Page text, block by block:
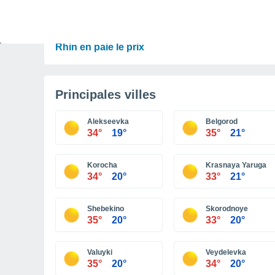
Rhin en paie le prix
Principales villes
Alekseevka
34° 19°
Belgorod
35° 21°
Korocha
34° 20°
Krasnaya Yaruga
33° 21°
Shebekino
35° 20°
Skorodnoye
33° 20°
Valuyki
35° 20°
Veydelevka
34° 20°